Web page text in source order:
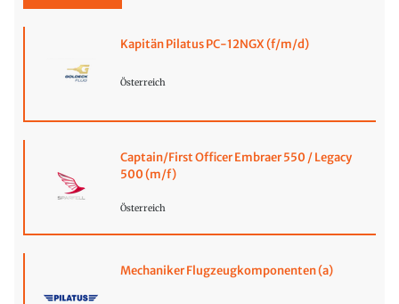
Kapitän Pilatus PC-12NGX (f/m/d)
Österreich
Captain/First Officer Embraer 550 / Legacy
500 (m/f)
Österreich
Mechaniker Flugzeugkomponenten (a)